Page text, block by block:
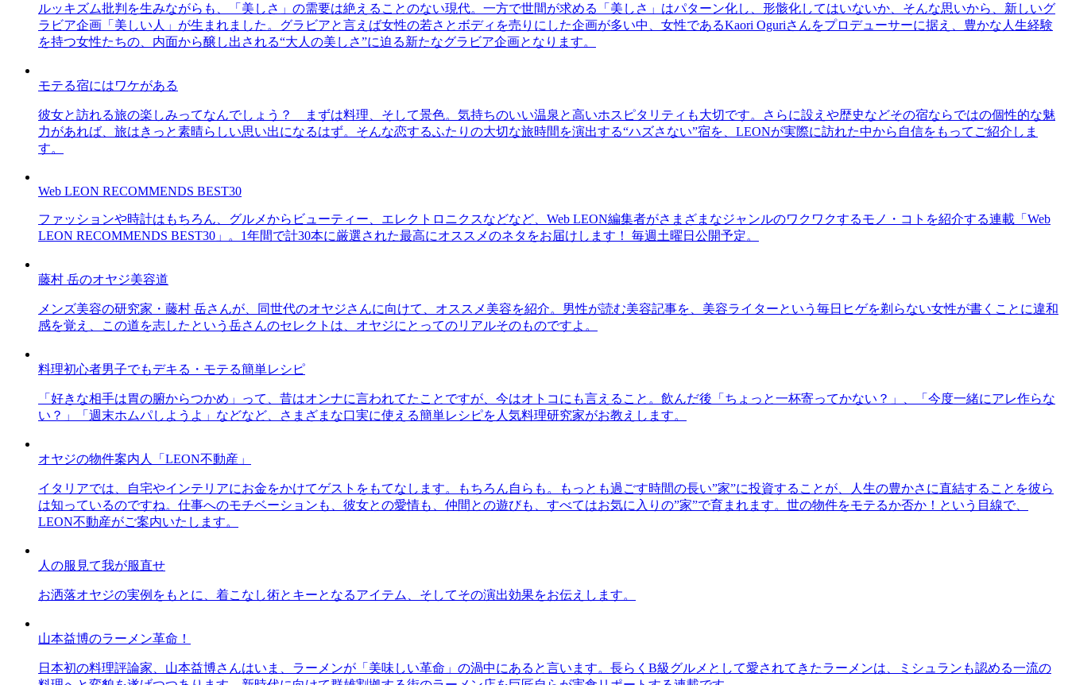
ルッキズム批判を生みながらも、「美しさ」の需要は絶えることのない現代。一方で世間が求める「美しさ」はパターン化し、形骸化してはいないか、そんな思いから、新しいグ
ラビア企画「美しい人」が生まれました。グラビアと言えば女性の若さとボディを売りにした企画が多い中、女性であるKaori Oguriさんをプロデューサーに据え、豊かな人生経験
を持つ女性たちの、内面から醸し出される“大人の美しさ”に迫る新たなグラビア企画となります。
モテる宿にはワケがある
彼女と訪れる旅の楽しみってなんでしょう？ まずは料理、そして景色。気持ちのいい温泉と高いホスピタリティも大切です。さらに設えや歴史などその宿ならではの個性的な魅
力があれば、旅はきっと素晴らしい思い出になるはず。そんな恋するふたりの大切な旅時間を演出する“ハズさない”宿を、LEONが実際に訪れた中から自信をもってご紹介しま
す。
Web LEON RECOMMENDS BEST30
ファッションや時計はもちろん、グルメからビューティー、エレクトロニクスなどなど、Web LEON編集者がさまざまなジャンルのワクワクするモノ・コトを紹介する連載「Web
LEON RECOMMENDS BEST30」。1年間で計30本に厳選された最高にオススメのネタをお届けします！ 毎週土曜日公開予定。
藤村 岳のオヤジ美容道
メンズ美容の研究家・藤村 岳さんが、同世代のオヤジさんに向けて、オススメ美容を紹介。男性が読む美容記事を、美容ライターという毎日ヒゲを剃らない女性が書くことに違和
感を覚え、この道を志したという岳さんのセレクトは、オヤジにとってのリアルそのものですよ。
料理初心者男子でもデキる・モテる簡単レシピ
「好きな相手は胃の腑からつかめ」って、昔はオンナに言われてたことですが、今はオトコにも言えること。飲んだ後「ちょっと一杯寄ってかない？」、「今度一緒にアレ作らな
い？」「週末ホムパしようよ」などなど、さまざまな口実に使える簡単レシピを人気料理研究家がお教えします。
オヤジの物件案内人「LEON不動産」
イタリアでは、自宅やインテリアにお金をかけてゲストをもてなします。もちろん自らも。もっとも過ごす時間の長い”家”に投資することが、人生の豊かさに直結することを彼ら
は知っているのですね。仕事へのモチベーションも、彼女との愛情も、仲間との遊びも、すべてはお気に入りの”家”で育まれます。世の物件をモテるか否か！という目線で、
LEON不動産がご案内いたします。
人の服見て我が服直せ
お洒落オヤジの実例をもとに、着こなし術とキーとなるアイテム、そしてその演出効果をお伝えします。
山本益博のラーメン革命！
日本初の料理評論家、山本益博さんはいま、ラーメンが「美味しい革命」の渦中にあると言います。長らくB級グルメとして愛されてきたラーメンは、ミシュランも認める一流の